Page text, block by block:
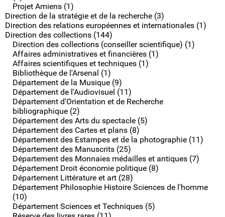
Projet Amiens (1)
Direction de la stratégie et de la recherche (3)
Direction des relations européennes et internationales (1)
Direction des collections (144)
Direction des collections (conseiller scientifique) (1)
Affaires administratives et financières (1)
Affaires scientifiques et techniques (1)
Bibliothèque de l'Arsenal (1)
Département de la Musique (9)
Département de l'Audiovisuel (11)
Département d'Orientation et de Recherche
bibliographique (2)
Département des Arts du spectacle (5)
Département des Cartes et plans (8)
Département des Estampes et de la photographie (11)
Département des Manuscrits (25)
Département des Monnaies médailles et antiques (7)
Département Droit économie politique (8)
Département Littérature et art (28)
Département Philosophie Histoire Sciences de l'homme
(10)
Département Sciences et Techniques (5)